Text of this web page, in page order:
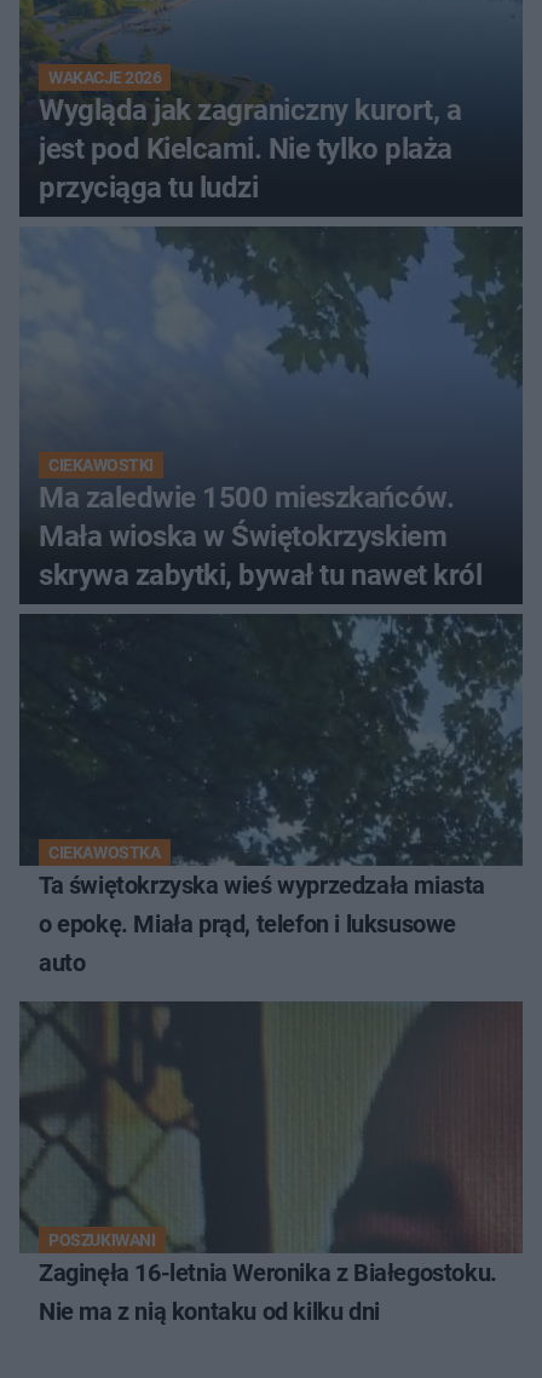
WAKACJE 2026
Wygląda jak zagraniczny kurort, a
jest pod Kielcami. Nie tylko plaża
przyciąga tu ludzi
CIEKAWOSTKI
Ma zaledwie 1500 mieszkańców.
Mała wioska w Świętokrzyskiem
skrywa zabytki, bywał tu nawet król
CIEKAWOSTKA
Ta świętokrzyska wieś wyprzedzała miasta
o epokę. Miała prąd, telefon i luksusowe
auto
POSZUKIWANI
Zaginęła 16-letnia Weronika z Białegostoku.
Nie ma z nią kontaku od kilku dni